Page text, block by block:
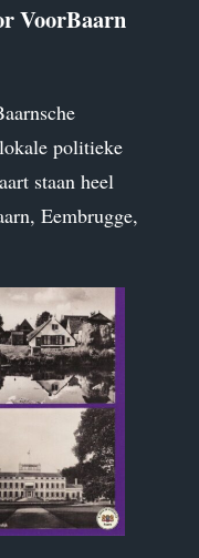
VoorBaarn
politieke
staan heel
Eembrugge,